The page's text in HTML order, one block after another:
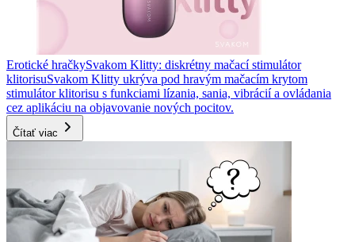
Erotické hračkySvakom Klitty: diskrétny mačací stimulátor
klitorisuSvakom Klitty ukrýva pod hravým mačacím krytom
stimulátor klitorisu s funkciami lízania, sania, vibrácií a ovládania
cez aplikáciu na objavovanie nových pocitov.
Čítať viac